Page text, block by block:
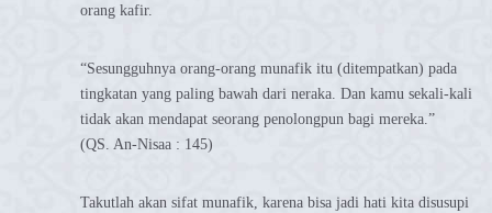
orang kafir.
“Sesungguhnya orang-orang munafik itu (ditempatkan) pada
tingkatan yang paling bawah dari neraka. Dan kamu sekali-kali
tidak akan mendapat seorang penolongpun bagi mereka.”
(QS. An-Nisaa : 145)
Takutlah akan sifat munafik, karena bisa jadi hati kita disusupi